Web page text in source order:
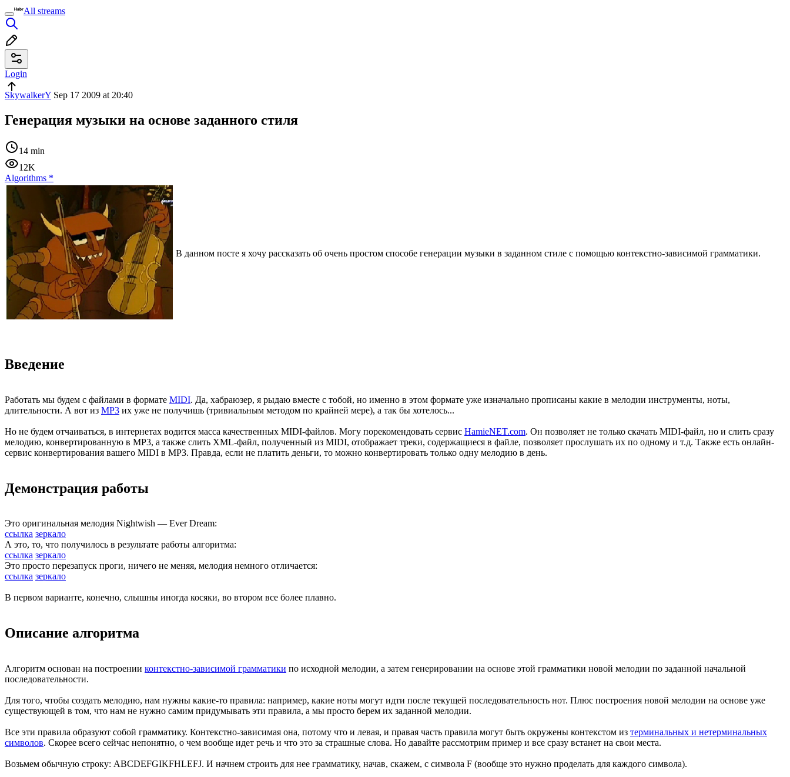
All streams
Login
SkywalkerY Sep 17 2009 at 20:40
Генерация музыки на основе заданного стиля
14 min
12K
Algorithms *
В данном посте я хочу рассказать об очень простом способе генерации музыки в заданном стиле с помощью контекстно-зависимой грамматики.
Введение
Работать мы будем с файлами в формате MIDI. Да, хабраюзер, я рыдаю вместе с тобой, но именно в этом формате уже изначально прописаны какие в мелодии инструменты, ноты,
длительности. А вот из MP3 их уже не получишь (тривиальным методом по крайней мере), а так бы хотелось...
Но не будем отчаиваться, в интернетах водится масса качественных MIDI-файлов. Могу порекомендовать сервис HamieNET.com. Он позволяет не только скачать MIDI-файл, но и слить сразу
мелодию, конвертированную в MP3, а также слить XML-файл, полученный из MIDI, отображает треки, содержащиеся в файле, позволяет прослушать их по одному и т.д. Также есть онлайн-
сервис конвертирования вашего MIDI в MP3. Правда, если не платить деньги, то можно конвертировать только одну мелодию в день.
Демонстрация работы
Это оригинальная мелодия Nightwish — Ever Dream:
ссылка зеркало
А это, то, что получилось в результате работы алгоритма:
ссылка зеркало
Это просто перезапуск проги, ничего не меняя, мелодия немного отличается:
ссылка зеркало
В первом варианте, конечно, слышны иногда косяки, во втором все более плавно.
Описание алгоритма
Алгоритм основан на построении контекстно-зависимой грамматики по исходной мелодии, а затем генерировании на основе этой грамматики новой мелодии по заданной начальной
последовательности.
Для того, чтобы создать мелодию, нам нужны какие-то правила: например, какие ноты могут идти после текущей последовательность нот. Плюс построения новой мелодии на основе уже
существующей в том, что нам не нужно самим придумывать эти правила, а мы просто берем их заданной мелодии.
Все эти правила образуют собой грамматику. Контекстно-зависимая она, потому что и левая, и правая часть правила могут быть окружены контекстом из терминальных и нетерминальных
символов. Скорее всего сейчас непонятно, о чем вообще идет речь и что это за страшные слова. Но давайте рассмотрим пример и все сразу встанет на свои места.
Возьмем обычную строку: ABCDEFGIKFHLEFJ. И начнем строить для нее грамматику, начав, скажем, с символа F (вообще это нужно проделать для каждого символа).